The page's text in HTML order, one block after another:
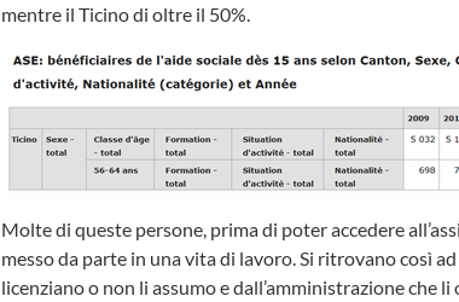
mentre il Ticino di oltre il 50%.
Molte di queste persone, prima di poter accedere
messo da parte in una vita di lavoro. Si ritrovano così
licenziano o non li assumo e dall’amministrazione che